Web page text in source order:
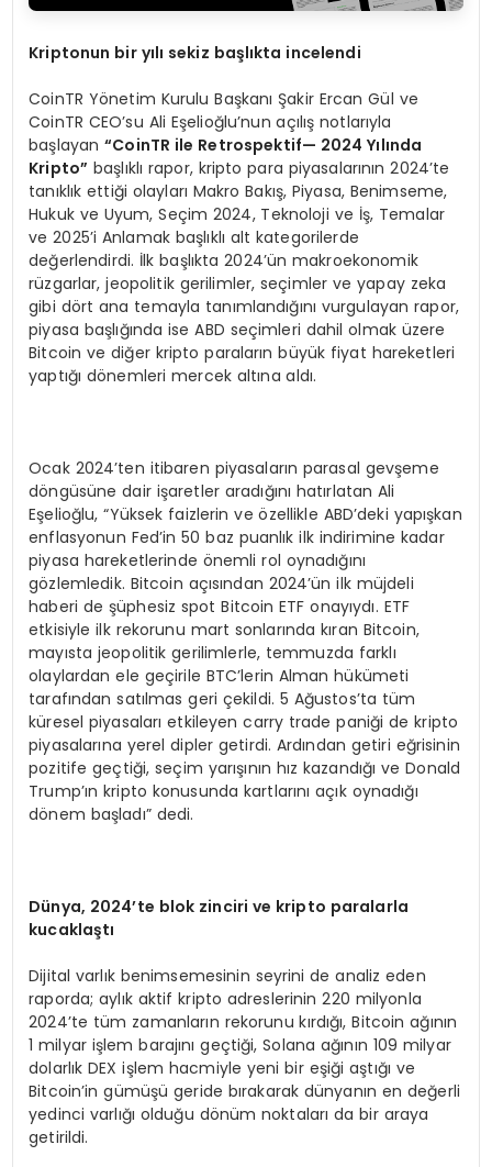
Kriptonun bir yılı sekiz başlıkta incelendi
CoinTR Yönetim Kurulu Başkanı Şakir Ercan Gül ve
CoinTR CEO’su Ali Eşelioğlu’nun açılış notlarıyla
başlayan“CoinTR ile Retrospektif— 2024 Yılında
Kripto” başlıklı rapor, kripto para piyasalarının 2024’te
tanıklık ettiği olayları Makro Bakış, Piyasa, Benimseme,
Hukuk ve Uyum, Seçim 2024, Teknoloji ve İş, Temalar
ve 2025’i Anlamak başlıklı alt kategorilerde
değerlendirdi. İlk başlıkta 2024’ün makroekonomik
rüzgarlar, jeopolitik gerilimler, seçimler ve yapay zeka
gibi dört ana temayla tanımlandığını vurgulayan rapor,
piyasa başlığında ise ABD seçimleri dahil olmak üzere
Bitcoin ve diğer kripto paraların büyük fiyat hareketleri
yaptığı dönemleri mercek altına aldı.
Ocak 2024’ten itibaren piyasaların parasal gevşeme
döngüsüne dair işaretler aradığını hatırlatan Ali
Eşelioğlu, “Yüksek faizlerin ve özellikle ABD’deki yapışkan
enflasyonun Fed’in 50 baz puanlık ilk indirimine kadar
piyasa hareketlerinde önemli rol oynadığını
gözlemledik. Bitcoin açısından 2024’ün ilk müjdeli
haberi de şüphesiz spot Bitcoin ETF onayıydı. ETF
etkisiyle ilk rekorunu mart sonlarında kıran Bitcoin,
mayısta jeopolitik gerilimlerle, temmuzda farklı
olaylardan ele geçirile BTC’lerin Alman hükümeti
tarafından satılmas geri çekildi. 5 Ağustos’ta tüm
küresel piyasaları etkileyen carry trade paniği de kripto
piyasalarına yerel dipler getirdi. Ardından getiri eğrisinin
pozitife geçtiği, seçim yarışının hız kazandığı ve Donald
Trump’ın kripto konusunda kartlarını açık oynadığı
dönem başladı” dedi.
Dünya, 2024’te blok zinciri ve kripto paralarla
kucaklaştı
Dijital varlık benimsemesinin seyrini de analiz eden
raporda; aylık aktif kripto adreslerinin 220 milyonla
2024’te tüm zamanların rekorunu kırdığı, Bitcoin ağının
1 milyar işlem barajını geçtiği, Solana ağının 109 milyar
dolarlık DEX işlem hacmiyle yeni bir eşiği aştığı ve
Bitcoin’in gümüşü geride bırakarak dünyanın en değerli
yedinci varlığı olduğu dönüm noktaları da bir araya
getirildi.